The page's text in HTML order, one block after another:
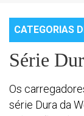
CATEGORIAS
Série
Os
série Dura da